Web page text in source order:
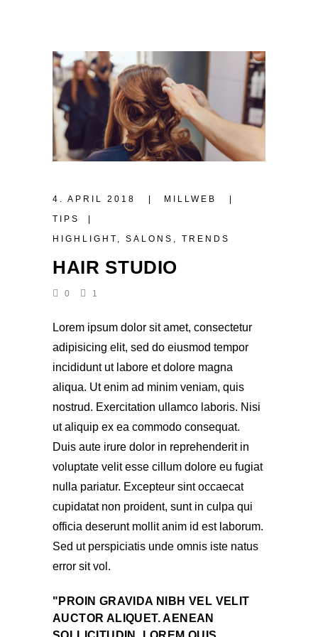
4. APRIL 2018
MILLWEB
TIPS
HIGHLIGHT , SALONS , TRENDS
HAIR STUDIO
0 1
Lorem ipsum dolor sit amet, consectetur
adipisicing elit, sed do eiusmod tempor
incididunt ut labore et dolore magna
aliqua. Ut enim ad minim veniam, quis
nostrud. Exercitation ullamco laboris. Nisi
ut aliquip ex ea commodo consequat.
Duis aute irure dolor in reprehenderit in
voluptate velit esse cillum dolore eu fugiat
nulla pariatur. Excepteur sint occaecat
cupidatat non proident, sunt in culpa qui
officia deserunt mollit anim id est laborum.
Sed ut perspiciatis unde omnis iste natus
error sit vol.
PROIN GRAVIDA NIBH VEL VELIT
AUCTOR ALIQUET. AENEAN